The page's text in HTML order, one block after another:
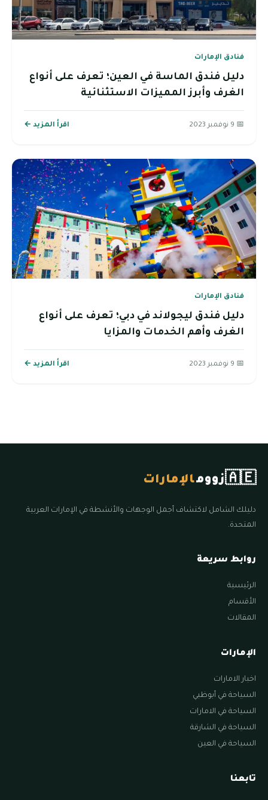
فنادق الإمارات
دليل فندق الماسة في العين؛ تعرف على أنواع
الغرف وأبرز المميزات الاستثنائية
📅 9 نوفمبر 2023 اقرأ المزيد ←
فنادق الإمارات
دليل فندق ليجولاند في دبي؛ تعرف على أنواع
الغرف وأهم الخدمات والمزايا
📅 9 نوفمبر 2023 اقرأ المزيد ←
🇦🇪زوومالإمارات
دليلك الشامل لاكتشاف أجمل الوجهات والأنشطة في الإمارات العربية
المتحدة.
روابط سريعة
الرئيسية
الأقسام
المقالات
الإمارات
اخبار الامارات
السياحة في أبوظبي
السياحة في الامارات
السياحة في الشارقة
السياحة في العين
تابعنا